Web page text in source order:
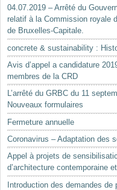
04.07.2019 – Arrêté du
relatif à la Commission royale
de Bruxelles-Capitale.
concrete & sustainability :
Avis d’appel a candidature
membres de la CRD
L’arrêté du GRBC du 11
Nouveaux formulaires
Fermeture annuelle
Coronavirus – Adaptation des
Appel à projets de
d’architecture contemporaine
Introduction des demandes